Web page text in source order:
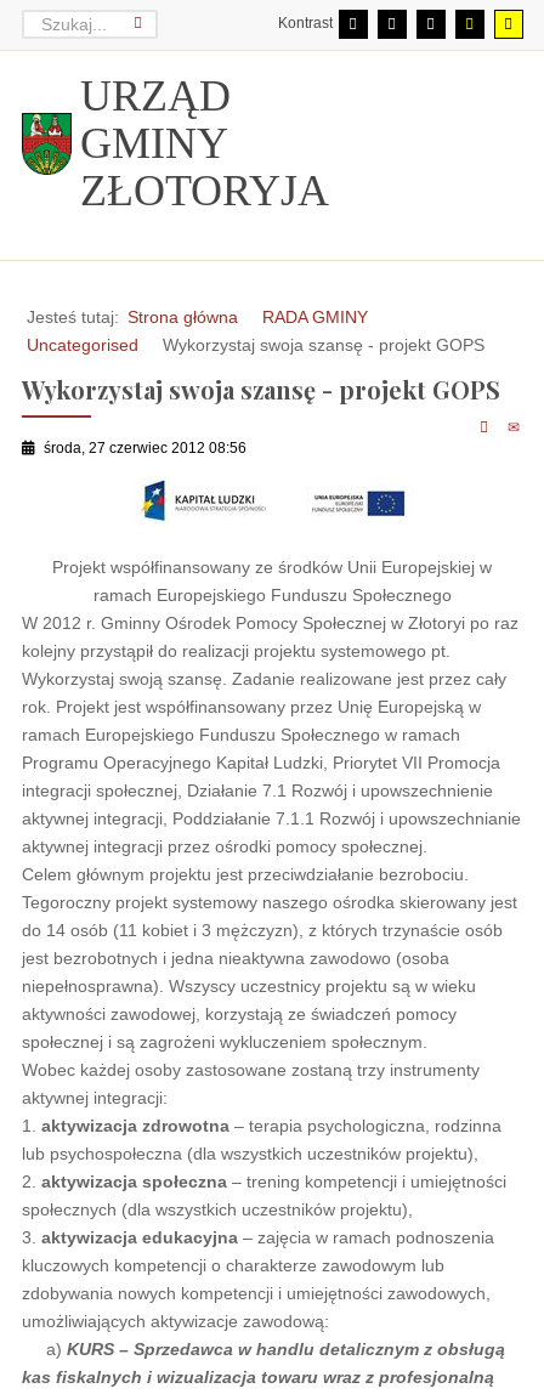
Kontrast
URZĄD
GMINY
ZŁOTORYJA
Jesteś tutaj: Strona główna
RADA GMINY
Uncategorised
Wykorzystaj swoja szansę - projekt GOPS
Wykorzystaj swoja szansę - projekt GOPS
środa, 27 czerwiec 2012 08:56
Projekt współfinansowany ze środków Unii Europejskiej w
ramach Europejskiego Funduszu Społecznego
W 2012 r. Gminny Ośrodek Pomocy Społecznej w Złotoryi po raz
kolejny przystąpił do realizacji projektu systemowego pt.
Wykorzystaj swoją szansę. Zadanie realizowane jest przez cały
rok. Projekt jest współfinansowany przez Unię Europejską w
ramach Europejskiego Funduszu Społecznego w ramach
Programu Operacyjnego Kapitał Ludzki, Priorytet VII Promocja
integracji społecznej, Działanie 7.1 Rozwój i upowszechnienie
aktywnej integracji, Poddziałanie 7.1.1 Rozwój i upowszechnianie
aktywnej integracji przez ośrodki pomocy społecznej.
Celem głównym projektu jest przeciwdziałanie bezrobociu.
Tegoroczny projekt systemowy naszego ośrodka skierowany jest
do 14 osób (11 kobiet i 3 mężczyzn), z których trzynaście osób
jest bezrobotnych i jedna nieaktywna zawodowo (osoba
niepełnosprawna). Wszyscy uczestnicy projektu są w wieku
aktywności zawodowej, korzystają ze świadczeń pomocy
społecznej i są zagrożeni wykluczeniem społecznym.
Wobec każdej osoby zastosowane zostaną trzy instrumenty
aktywnej integracji:
1. aktywizacja zdrowotna– terapia psychologiczna, rodzinna
lub psychospołeczna (dla wszystkich uczestników projektu),
2. aktywizacja społeczna– trening kompetencji i umiejętności
społecznych (dla wszystkich uczestników projektu),
3. aktywizacja edukacyjna– zajęcia w ramach podnoszenia
kluczowych kompetencji o charakterze zawodowym lub
zdobywania nowych kompetencji i umiejętności zawodowych,
umożliwiających aktywizacje zawodową:
a) KURS – Sprzedawca w handlu detalicznym z obsługą
kas fiskalnych i wizualizacja towaru wraz z profesjonalną